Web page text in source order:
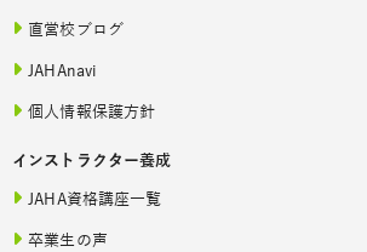
直営校ブログ
JAHAnavi
個人情報保護方針
インストラクター養成
JAHA資格講座一覧
卒業生の声